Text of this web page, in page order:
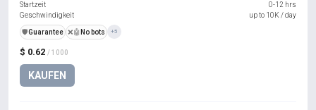
$ 0.62 / 1000
KAUFEN
Startzeit
0-12 hrs
Geschwindigkeit
up to 10K / day
️🛡️Guarantee ❌🤖 No bots +5